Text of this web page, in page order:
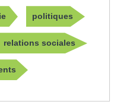
politiques
relations sociales